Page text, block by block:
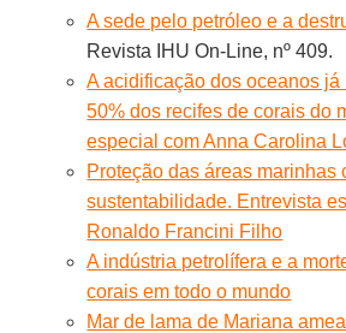
A sede pelo petróleo e a
Revista IHU On-Line, nº 409.
A acidificação dos oceanos
50% dos recifes de corais do
especial com Anna Carolina
Proteção das áreas marinhas
sustentabilidade. Entrevista
Ronaldo Francini Filho
A indústria petrolífera e a
corais em todo o mundo
Mar de lama de Mariana